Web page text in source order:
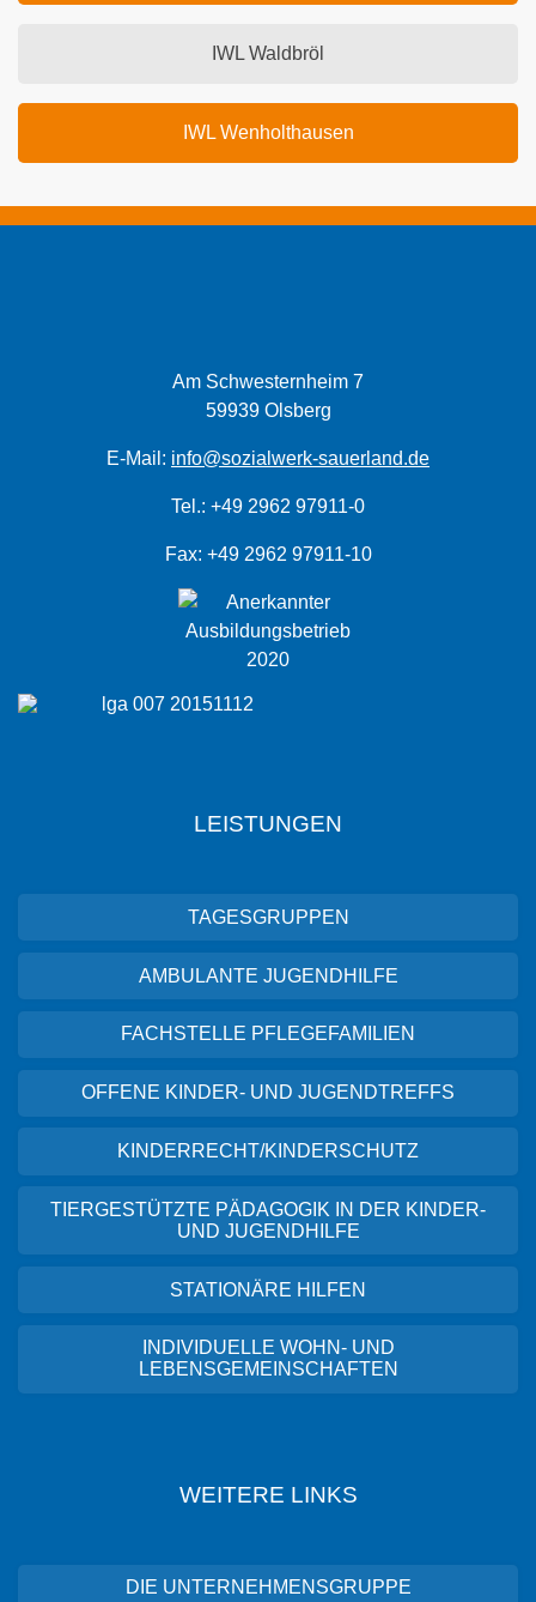
IWL Waldbröl
IWL Wenholthausen
Am Schwesternheim 7
59939 Olsberg
E-Mail: info@sozialwerk-sauerland.de
Tel.: +49 2962 97911-0
Fax: +49 2962 97911-10
LEISTUNGEN
TAGESGRUPPEN
AMBULANTE JUGENDHILFE
FACHSTELLE PFLEGEFAMILIEN
OFFENE KINDER- UND JUGENDTREFFS
KINDERRECHT/KINDERSCHUTZ
TIERGESTÜTZTE PÄDAGOGIK IN DER KINDER-
UND JUGENDHILFE
STATIONÄRE HILFEN
INDIVIDUELLE WOHN- UND
LEBENSGEMEINSCHAFTEN
WEITERE LINKS
DIE UNTERNEHMENSGRUPPE